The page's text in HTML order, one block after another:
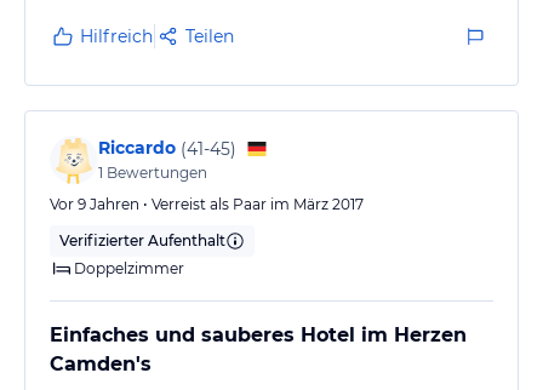
Hilfreich Teilen
Riccardo (41-45)
1 Bewertungen
Vor 9 Jahren • Verreist als Paar im März 2017
Verifizierter Aufenthalt
Doppelzimmer
Einfaches und sauberes Hotel im Herzen
Camden's